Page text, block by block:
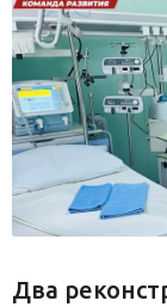
Два